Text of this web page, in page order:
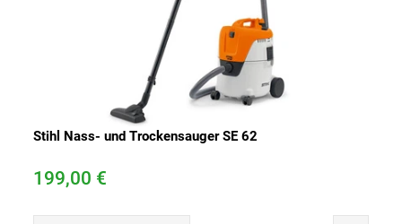
Stihl Nass- und Trockensauger SE 62
199,00 €